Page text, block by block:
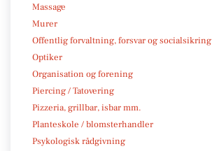
Massage
Murer
Offentlig forvaltning, forsvar og socialsikring
Optiker
Organisation og forening
Piercing / Tatovering
Pizzeria, grillbar, isbar mm.
Planteskole / blomsterhandler
Psykologisk rådgivning